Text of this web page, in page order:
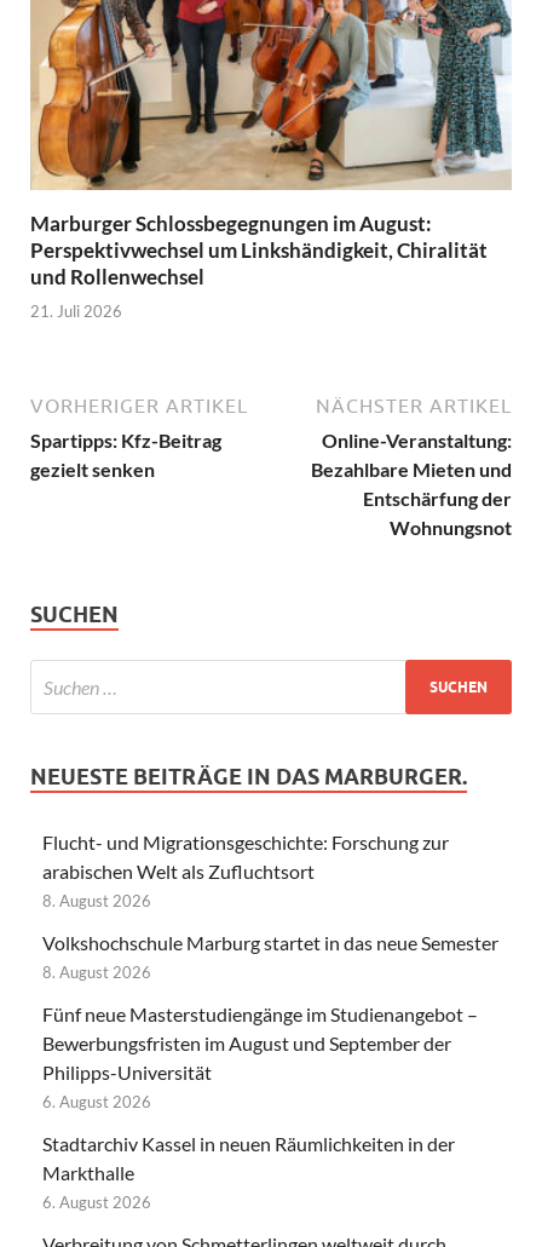
Marburger Schlossbegegnungen im August:
Perspektivwechsel um Linkshändigkeit, Chiralität
und Rollenwechsel
21. Juli 2026
VORHERIGER ARTIKEL
Spartipps: Kfz-Beitrag
gezielt senken
NÄCHSTER ARTIKEL
Online-Veranstaltung:
Bezahlbare Mieten und
Entschärfung der
Wohnungsnot
SUCHEN
NEUESTE BEITRÄGE IN DAS MARBURGER.
Flucht- und Migrationsgeschichte: Forschung zur
arabischen Welt als Zufluchtsort
8. August 2026
Volkshochschule Marburg startet in das neue Semester
8. August 2026
Fünf neue Masterstudiengänge im Studienangebot –
Bewerbungsfristen im August und September der
Philipps-Universität
6. August 2026
Stadtarchiv Kassel in neuen Räumlichkeiten in der
Markthalle
6. August 2026